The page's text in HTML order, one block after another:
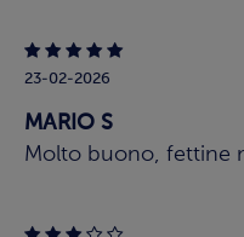
23-02-2026
MARIO S
Molto buono, fettine